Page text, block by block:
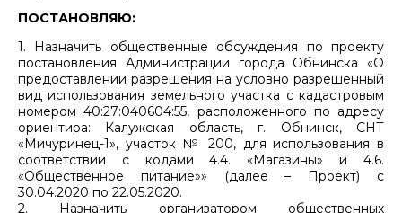
ПОСТАНОВЛЯЮ:
1. Назначить общественные обсуждения по проекту
постановления Администрации города Обнинска «О
предоставлении разрешения на условно разрешенный
вид использования земельного участка с кадастровым
номером 40:27:040604:55, расположенного по адресу
ориентира: Калужская область, г. Обнинск, СНТ
«Мичуринец-1», участок № 200, для использования в
соответствии с кодами 4.4. «Магазины» и 4.6.
«Общественное питание»» (далее – Проект) с
30.04.2020 по 22.05.2020.
2. Назначить организатором общественных